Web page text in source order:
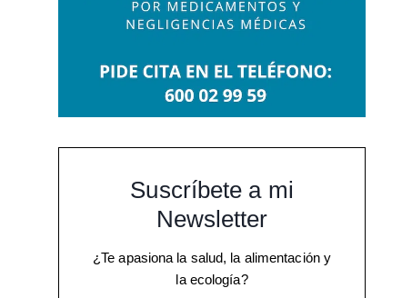
Suscríbete a mi
Newsletter
¿Te apasiona la salud, la alimentación y
la ecología?